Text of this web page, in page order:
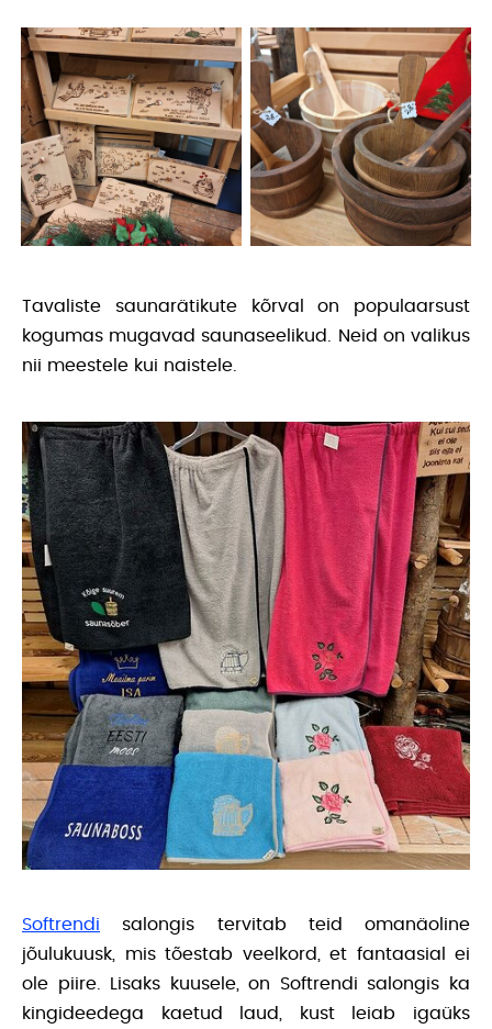
Tavaliste saunarätikute kõrval on populaarsust
kogumas mugavad saunaseelikud. Neid on valikus
nii meestele kui naistele.
Softrendi salongis tervitab teid omanäoline
jõulukuusk, mis tõestab veelkord, et fantaasial ei
ole piire. Lisaks kuusele, on Softrendi salongis ka
kingideedega kaetud laud, kust leiab igaüks